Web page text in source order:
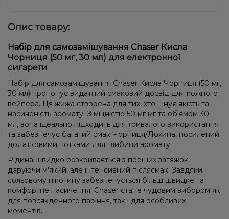
Опис товару:
Набір для самозамішування Chaser Кисла
Чорниця (50 мг, 30 мл) для електронної
сигарети
Набір для самозамішування Chaser Кисла Чорниця (50 мг,
30 мл) пропонує видатний смаковий досвід для кожного
вейпера. Ця жижа створена для тих, хто цінує якість та
насиченість аромату. З міцністю 50 мг мг та об'ємом 30
мл, вона ідеально підходить для тривалого використання
та забезпечує багатий смак Чорниця/Лохина, посилений
додатковими нотками для глибини аромату.
Рідина швидко розкривається з перших затяжок,
даруючи м'який, але інтенсивний післясмак. Завдяки
сольовому нікотину забезпечується більш швидке та
комфортне насичення. Chaser стане чудовим вибором як
для повсякденного паріння, так і для особливих
моментів.